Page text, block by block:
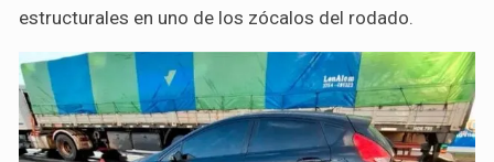
estructurales en uno de los zócalos del rodado.